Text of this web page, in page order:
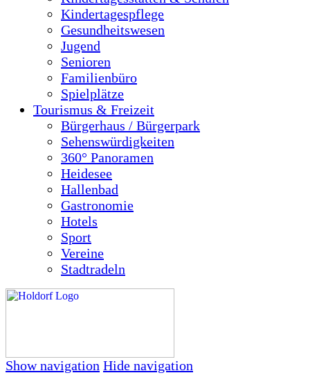
Kindertagespflege
Gesundheitswesen
Jugend
Senioren
Familienbüro
Spielplätze
Tourismus & Freizeit
Bürgerhaus / Bürgerpark
Sehenswürdigkeiten
360° Panoramen
Heidesee
Hallenbad
Gastronomie
Hotels
Sport
Vereine
Stadtradeln
Show navigation Hide navigation